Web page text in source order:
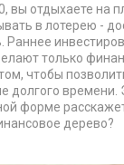
вы отдыхаете на
в лотерею -
Раннее
только
чтобы
долгого времени.
форме
дерево?